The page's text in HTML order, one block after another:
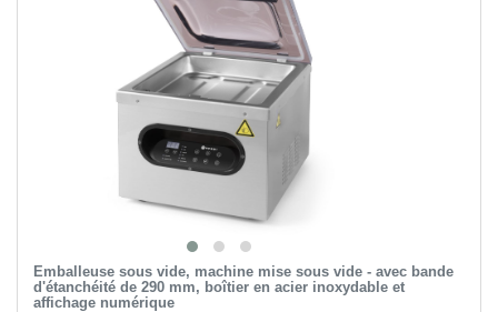
Emballeuse sous vide, machine mise sous vide - avec bande
d'étanchéité de 290 mm, boîtier en acier inoxydable et
affichage numérique